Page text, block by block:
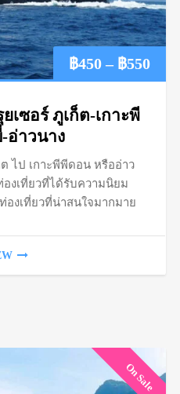
฿450 – ฿550Price
เซอร์ ภูเก็ต-เกาะพี
อ่าวนาง
ไป เกาะพีพีดอน หรืออ่าว
งเที่ยวที่ได้รับความนิยม
องเที่ยวที่น่าสนใจมากมาย
On Sale